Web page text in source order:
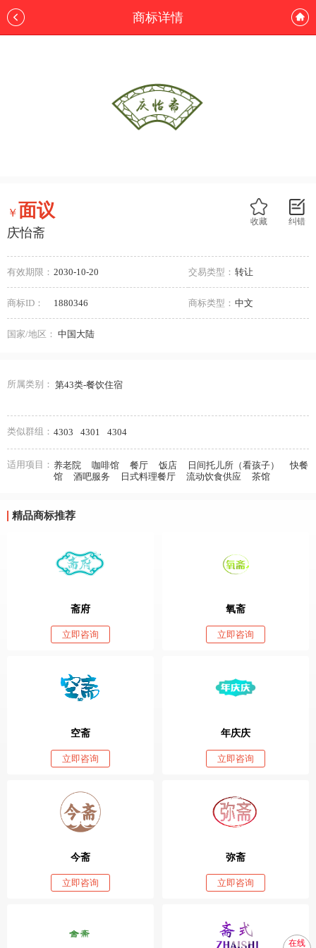
商标详情
纠错
收藏
￥面议
庆怡斋
有效期限： 2030-10-20 交易类型： 转让
商标ID： 1880346 商标类型： 中文
国家/地区： 中国大陆
所属类别： 第43类-餐饮住宿
类似群组： 4303 4301 4304
适用项目： 养老院 咖啡馆 餐厅 饭店 日间托儿所（看孩子）
快餐
馆
酒吧服务 日式料理餐厅 流动饮食供应 茶馆
精品商标推荐
斋府
立即咨询
氧斋
立即咨询
空斋
立即咨询
年庆庆
立即咨询
今斋
立即咨询
弥斋
立即咨询
在线